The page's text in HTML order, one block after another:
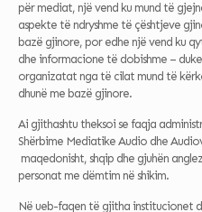
për mediat, një vend ku mund të
aspekte të ndryshme të çështjeve
bazë gjinore, por edhe një vend ku
dhe informacione të dobishme –
organizatat nga të cilat mund të
dhunë me bazë gjinore.
Ai gjithashtu theksoi se faqja
Shërbime Mediatike Audio dhe
maqedonisht, shqip dhe gjuhën
personat me dëmtim në shikim.
Në ueb-faqen të gjitha institucionet